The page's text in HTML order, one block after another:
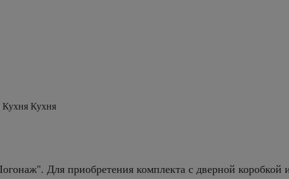
Кухня Кухня
Для приобретения комплекта с дверной коробкой